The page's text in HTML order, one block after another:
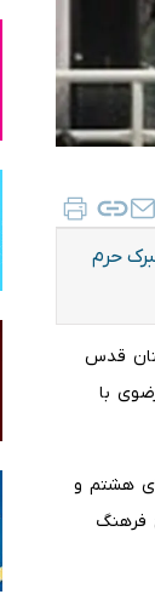
حرم
قدس
با
هشتم و
فرهنگ